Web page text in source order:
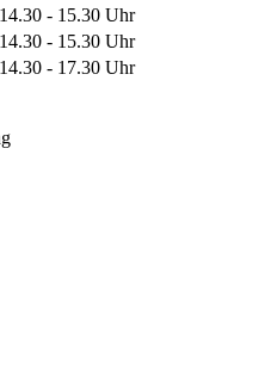
- 15.30 Uhr
- 15.30 Uhr
- 17.30 Uhr